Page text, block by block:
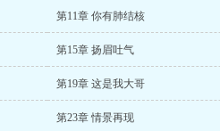
第11章 你有肺结核
第15章 扬眉吐气
第19章 这是我大哥
第23章 情景再现